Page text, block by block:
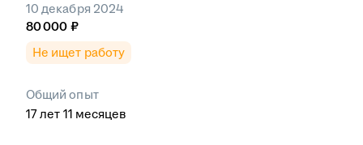
10 декабря 2024
80 000 ₽
Не ищет работу
Общий опыт
17лет 11 месяцев